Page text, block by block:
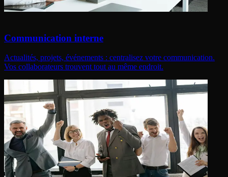
Communication interne
Actualités, projets, événements : centralisez votre communication.
Vos collaborateurs trouvent tout au même endroit.